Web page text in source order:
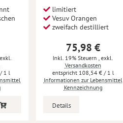
exkl.
/ 1 l
limitiert
Vesuv Orangen
zweifach destilliert
75,98 €
Inkl. 19% Steuern, exkl.
Versandkosten
108,54 €/ 1 l
Informationen zur Lebensmittel
Kennzeichnung
Details